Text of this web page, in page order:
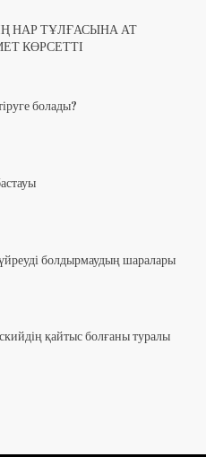
НАР ТҰЛҒАСЫНА АТ
КӨРСЕТТІ
болады?
болдырмаудың шаралары
қайтыс болғаны туралы